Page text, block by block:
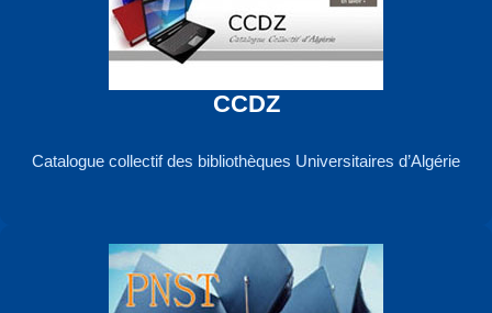
CCDZ
Catalogue collectif des bibliothèques Universitaires d’Algérie